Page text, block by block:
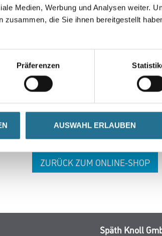
Medien, Werbung und Analysen weiter.
zusammen, die Sie ihnen bereitgestellt
Präferenzen
AUSWAHL ERLAUBEN
Zwischenzeit unseren Online-Shop und
ZURÜCK ZUM ONLINE-SHOP
Späth Knoll